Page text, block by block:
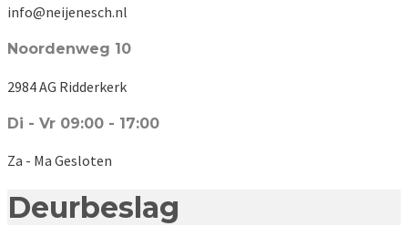
info@neijenesch.nl
Noordenweg 10
2984 AG Ridderkerk
Di - Vr 09:00 - 17:00
Za - Ma Gesloten
Deurbeslag